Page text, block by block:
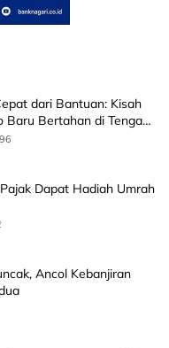
dari Bantuan: Kisah
Baru Bertahan di Tengah
Dapat Hadiah Umrah
Ancol Kebanjiran